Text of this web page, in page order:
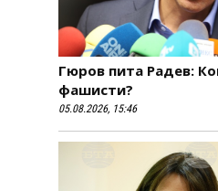
Гюров пита Радев:
фашисти?
05.08.2026, 15:46